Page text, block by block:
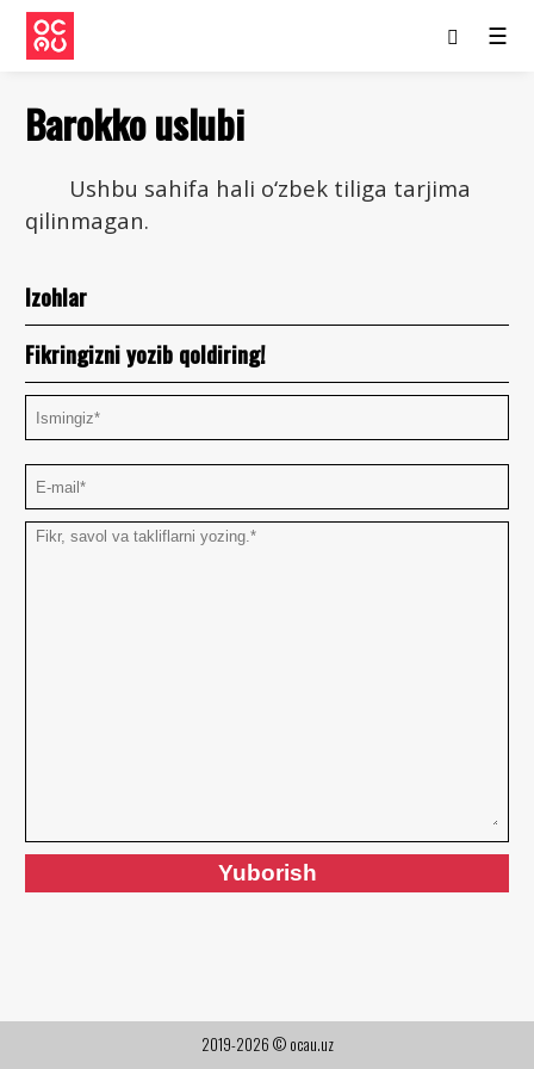
☰
Barokko uslubi
Ushbu sahifa hali o‘zbek tiliga tarjima
qilinmagan.
Izohlar
Fikringizni yozib qoldiring!
2019-2026 © ocau.uz